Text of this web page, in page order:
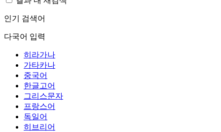
인기 검색어
다국어 입력
히라가나
가타카나
중국어
한글고어
그리스문자
프랑스어
독일어
히브리어